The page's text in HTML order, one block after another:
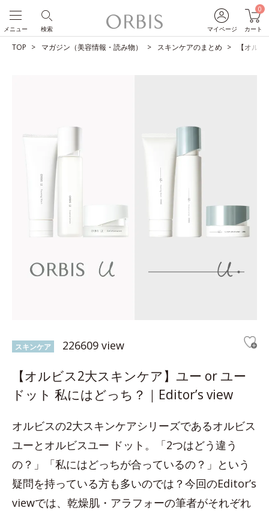
マイページ
0
カート
検索
メニュー
TOP マガジン（美容情報・読み物） スキンケアのまとめ 【オル
スキンケア 226609 view
【オルビス2大スキンケア】ユー or ユー
ドット 私にはどっち？｜Editor’s view
オルビスの2大スキンケアシリーズであるオルビス
ユーとオルビスユー ドット。「2つはどう違う
の？」「私にはどっちが合っているの？」という
疑問を持っている方も多いのでは？今回のEditor’s
viewでは、乾燥肌・アラフォーの筆者がそれぞれ